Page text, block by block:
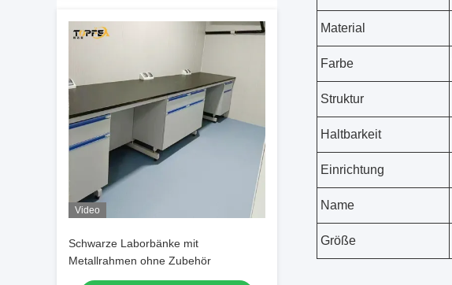
Video
Schwarze Laborbänke mit
Metallrahmen ohne Zubehör
Material
Farbe
Struktur
Haltbarkeit
Einrichtung
Name
Größe